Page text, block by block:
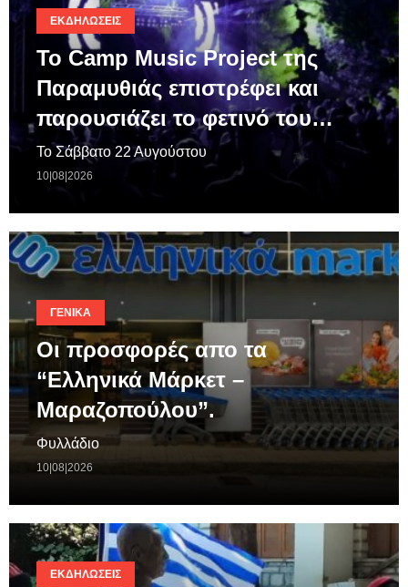
ΕΚΔΗΛΏΣΕΙΣ
Το Camp Music Project της
Παραμυθιάς επιστρέφει και
παρουσιάζει το φετινό του…
Το Σάββατο 22 Αυγούστου
10|08|2026
ΓΕΝΙΚΆ
Οι προσφορές απο τα
“Ελληνικά Μάρκετ –
Μαραζοπούλου”.
Φυλλάδιο
10|08|2026
ΕΚΔΗΛΏΣΕΙΣ